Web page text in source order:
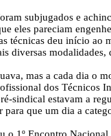
subjugados e
eles pareciam
técnicas deu início
diversas
mas a cada dia o
dos Técnicos
sindical estavam a
que um dia a
o 1º Encontro